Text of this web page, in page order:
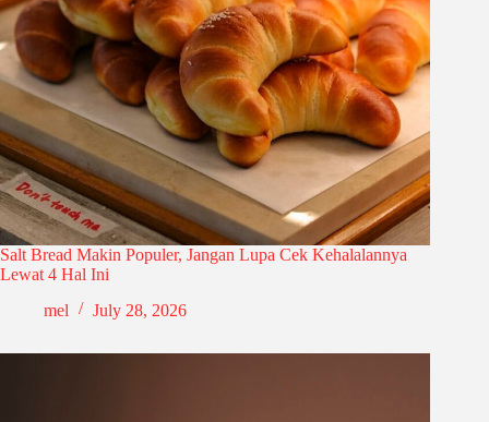
Salt Bread Makin Populer, Jangan Lupa Cek Kehalalannya
Lewat 4 Hal Ini
mel
July 28, 2026